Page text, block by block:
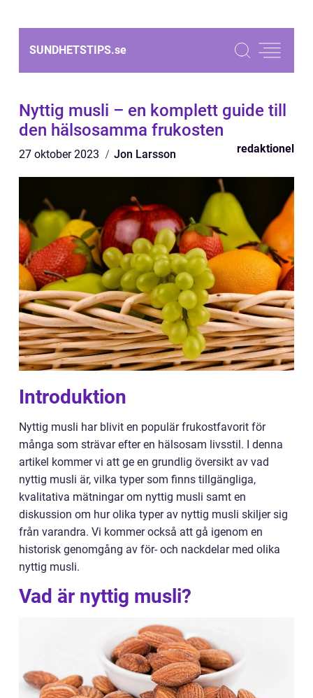
SUNDHETSTIPS.se
Nyttig musli – en komplett guide till
den hälsosamma frukosten
27 oktober 2023 Jon Larsson redaktionel
Introduktion
Nyttig musli har blivit en populär frukostfavorit för
många som strävar efter en hälsosam livsstil. I denna
artikel kommer vi att ge en grundlig översikt av vad
nyttig musli är, vilka typer som finns tillgängliga,
kvalitativa mätningar om nyttig musli samt en
diskussion om hur olika typer av nyttig musli skiljer sig
från varandra. Vi kommer också att gå igenom en
historisk genomgång av för- och nackdelar med olika
nyttig musli.
Vad är nyttig musli?